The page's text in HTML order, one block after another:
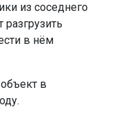
из соседнего
в нём
в